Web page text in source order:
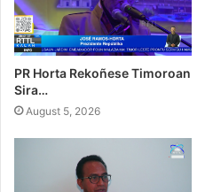
PR Horta Rekoñese Timoroan
Sira…
August 5, 2026